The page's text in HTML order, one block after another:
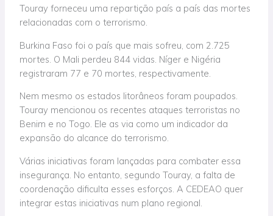
Touray forneceu uma repartição país a país das mortes
relacionadas com o terrorismo.
Burkina Faso foi o país que mais sofreu, com 2.725
mortes. O Mali perdeu 844 vidas. Níger e Nigéria
registraram 77 e 70 mortes, respectivamente.
Nem mesmo os estados litorâneos foram poupados.
Touray mencionou os recentes ataques terroristas no
Benim e no Togo. Ele as via como um indicador da
expansão do alcance do terrorismo.
Várias iniciativas foram lançadas para combater essa
insegurança. No entanto, segundo Touray, a falta de
coordenação dificulta esses esforços. A CEDEAO quer
integrar estas iniciativas num plano regional.